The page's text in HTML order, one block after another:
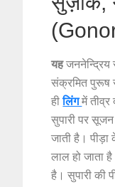
यहजननेन्द्रिय
संक्रमित पुरूष
हीलिंगमें
सुपारी पर
जाती है।
लाल हो जाता
है। सुपारी की